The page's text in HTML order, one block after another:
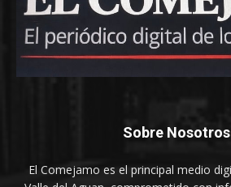
Sobre
El Comejamo es el principal medio